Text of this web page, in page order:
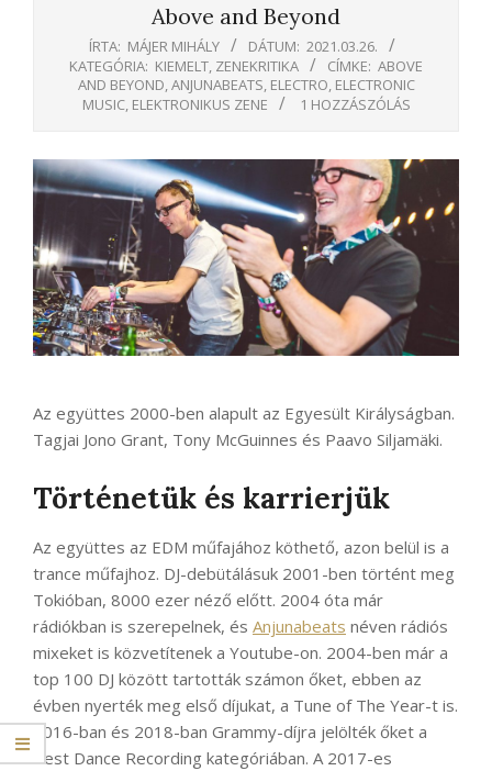
Above and Beyond
ÍRTA: MÁJER MIHÁLY DÁTUM: 2021.03.26.
KATEGÓRIA: KIEMELT, ZENEKRITIKA CÍMKE: ABOVE
AND BEYOND,ANJUNABEATS, ELECTRO, ELECTRONIC
MUSIC, ELEKTRONIKUS ZENE 1 HOZZÁSZÓLÁS
Az együttes 2000-ben alapult az Egyesült Királyságban.
Tagjai Jono Grant, Tony McGuinnes és Paavo Siljamäki.
Történetük és karrierjük
Az együttes az EDM műfajához köthető, azon belül is a
trance műfajhoz. DJ-debütálásuk 2001-ben történt meg
Tokióban, 8000 ezer néző előtt. 2004 óta már
rádiókban is szerepelnek, és Anjunabeats néven rádiós
mixeket is közvetítenek a Youtube-on. 2004-ben már a
top 100 DJ között tartották számon őket, ebben az
évben nyerték meg első díjukat, a Tune of The Year-t is.
2016-ban és 2018-ban Grammy-díjra jelölték őket a
Best Dance Recording kategóriában. A 2017-es